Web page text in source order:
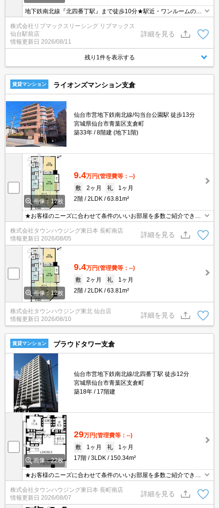
地下鉄南北線『北四番丁駅』まで徒歩10分★駅近・ワンルームのお
部屋です！コンビニ・スーパー等が近くにあり生活便利です♪エレベ
ーター・バス・トイレ別・室内洗濯置場・光ファイバー・シューズ
ボックス・専用ゴミ置場あり
株式会社リブマックスリーシング リブマックス
仙台駅前店
情報更新日 2026/08/11
詳細を見る
残り1件を表示する
賃貸マンション ライオンズマンション支倉
仙台市営地下鉄南北線/勾当台公園駅 徒歩13分
宮城県仙台市青葉区支倉町
築33年
8階建 (地下1階)
画像：12枚
9.4万円(管理費等：--)
敷
2ヶ月 礼
1ヶ月
2階
2LDK 63.81m²
★お客様のニーズに合わせて条件のいいお部屋を多数ご紹介できま
す★賃貸物件のお部屋探しはタウンハウジングへ
株式会社タウンハウジング東日本 長町南店
情報更新日 2026/08/05
詳細を見る
画像：12枚
9.4万円(管理費等：--)
敷
2ヶ月 礼
1ヶ月
2階
2LDK 63.81m²
株式会社タウンハウジング東北 仙台店
情報更新日 2026/08/10
詳細を見る
賃貸マンション プラウドタワー支倉
仙台市営地下鉄南北線/北四番丁駅 徒歩12分
宮城県仙台市青葉区支倉町
築18年
17階建
画像：22枚
29万円(管理費等：--)
敷
1ヶ月 礼
1ヶ月
17階
3LDK 150.34m²
★お客様のニーズに合わせて条件のいいお部屋を多数ご紹介できま
す★賃貸物件のお部屋探しはタウンハウジングへ
株式会社タウンハウジング東日本 長町南店
情報更新日 2026/08/07
詳細を見る